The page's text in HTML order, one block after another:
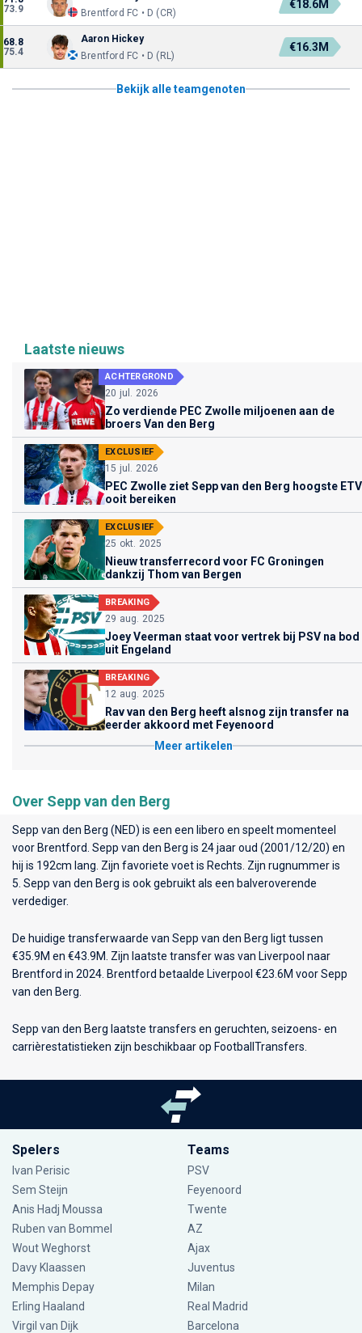
73.9
Brentford FC • D (CR)
€18.6M
68.8
75.4
Aaron Hickey
Brentford FC • D (RL)
€16.3M
Bekijk alle teamgenoten
Laatste nieuws
ACHTERGROND
20 jul. 2026
Zo verdiende PEC Zwolle miljoenen aan de
broers Van den Berg
EXCLUSIEF
15 jul. 2026
PEC Zwolle ziet Sepp van den Berg hoogste ETV
ooit bereiken
EXCLUSIEF
25 okt. 2025
Nieuw transferrecord voor FC Groningen
dankzij Thom van Bergen
BREAKING
29 aug. 2025
Joey Veerman staat voor vertrek bij PSV na bod
uit Engeland
BREAKING
12 aug. 2025
Rav van den Berg heeft alsnog zijn transfer na
eerder akkoord met Feyenoord
Meer artikelen
Over Sepp van den Berg
Sepp van den Berg (NED) is een een libero en speelt momenteel
voor Brentford . Sepp van den Berg is 24 jaar oud (2001/12/20) en
hij is 192cm lang. Zijn favoriete voet is Rechts. Zijn rugnummer is
5. Sepp van den Berg is ook gebruikt als een balveroverende
verdediger.
De huidige transferwaarde van Sepp van den Berg ligt tussen
€35.9M en €43.9M. Zijn laatste transfer was van Liverpool naar
Brentford in 2024. Brentford betaalde Liverpool €23.6M voor Sepp
van den Berg.
Sepp van den Berg laatste transfers en geruchten, seizoens- en
carrièrestatistieken zijn beschikbaar op FootballTransfers.
Spelers
Ivan Perisic
Sem Steijn
Anis Hadj Moussa
Ruben van Bommel
Wout Weghorst
Davy Klaassen
Memphis Depay
Erling Haaland
Virgil van Dijk
Teams
PSV
Feyenoord
Twente
AZ
Ajax
Juventus
Milan
Real Madrid
Barcelona